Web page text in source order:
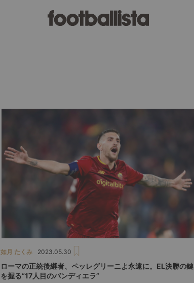
如月 たくみ 2023.05.30
ローマの正統後継者、ペッレグリーニよ永遠に。EL決勝の鍵
を握る“17人目のバンディエラ”